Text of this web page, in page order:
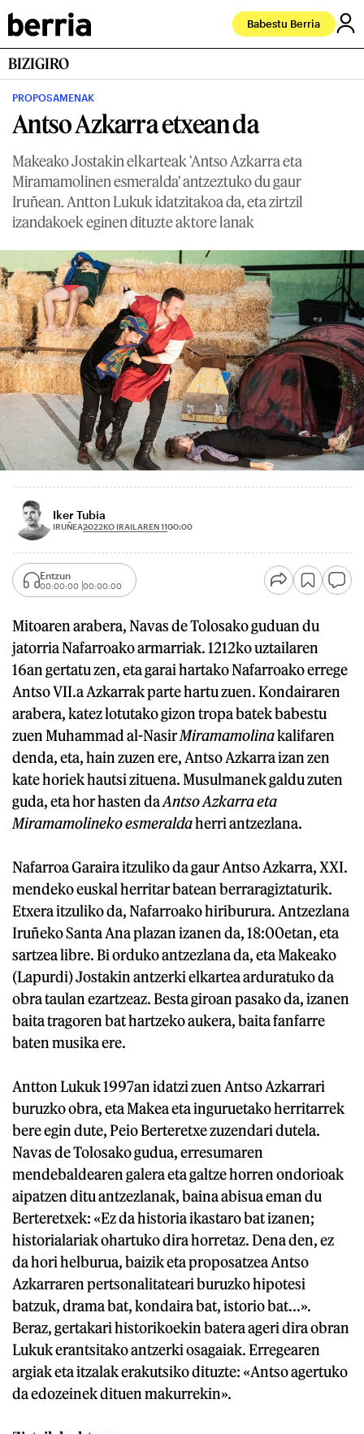
Babestu Berria
BIZIGIRO
PROPOSAMENAK
Antso Azkarra etxean da
Makeako Jostakin elkarteak 'Antso Azkarra eta
Miramamolinen esmeralda' antzeztuko du gaur
Iruñean. Antton Lukuk idatzitakoa da, eta zirtzil
izandakoek eginen dituzte aktore lanak
Iker Tubia
IRUÑEA2022KO IRAILAREN 1100:00
Entzun
00:00:00 00:00:00
Mitoaren arabera, Navas de Tolosako guduan du
jatorria Nafarroako armarriak. 1212ko uztailaren
16an gertatu zen, eta garai hartako Nafarroako errege
Antso VII.a Azkarrak parte hartu zuen. Kondairaren
arabera, katez lotutako gizon tropa batek babestu
zuen Muhammad al-NasirMiramamolinakalifaren
denda, eta, hain zuzen ere, Antso Azkarra izan zen
kate horiek hautsi zituena. Musulmanek galdu zuten
guda, eta hor hasten daAntso Azkarra eta
Miramamolineko esmeraldaherri antzezlana.
Nafarroa Garaira itzuliko da gaur Antso Azkarra, XXI.
mendeko euskal herritar batean berraragiztaturik.
Etxera itzuliko da, Nafarroako hiriburura. Antzezlana
Iruñeko Santa Ana plazan izanen da, 18:00etan, eta
sartzea libre. Bi orduko antzezlana da, eta Makeako
(Lapurdi) Jostakin antzerki elkartea arduratuko da
obra taulan ezartzeaz. Besta giroan pasako da, izanen
baita tragoren bat hartzeko aukera, baita fanfarre
baten musika ere.
Antton Lukuk 1997an idatzi zuen Antso Azkarrari
buruzko obra, eta Makea eta inguruetako herritarrek
bere egin dute, Peio Berteretxe zuzendari dutela.
Navas de Tolosako gudua, erresumaren
mendebaldearen galera eta galtze horren ondorioak
aipatzen ditu antzezlanak, baina abisua eman du
Berteretxek: «Ez da historia ikastaro bat izanen;
historialariak ohartuko dira horretaz. Dena den, ez
da hori helburua, baizik eta proposatzea Antso
Azkarraren pertsonalitateari buruzko hipotesi
batzuk, drama bat, kondaira bat, istorio bat...».
Beraz, gertakari historikoekin batera ageri dira obran
Lukuk erantsitako antzerki osagaiak. Erregearen
argiak eta itzalak erakutsiko dituzte: «Antso agertuko
da edozeinek dituen makurrekin».